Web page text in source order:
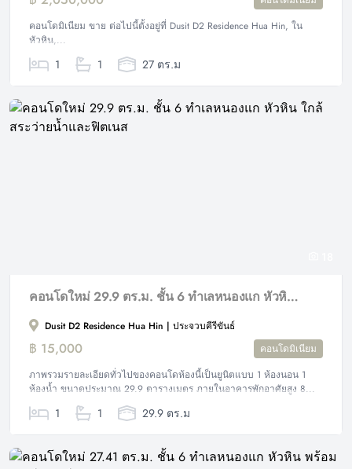
คอนโดมิเนียม ขาย ต่อไปนี้ตั้งอยู่ที่ Dusit D2 Residence Hua Hin, ใน
หัวหิน,...
1 1 27 ตร.ม
คอนโดใหม่ 29.9 ตร.ม. ชั้น 6 ทำเลหนองแก หัวหิน ใกล้สระว่ายน้ำและฟิตเนส
Dusit D2 Residence Hua Hin | ประจวบคีรีขันธ์
฿ 15,000
คอนโดมิเนียม
ภาพรวมรายละเอียดทั่วไปของคอนโดห้องนี้เป็นยูนิตแบบ 1 ห้องนอน 1
ห้องน้ำ ขนาดประมาณ 29.9 ตารางเมตร ภายในอาคารพักอาศัยสูง 8...
1 1 29.9 ตร.ม